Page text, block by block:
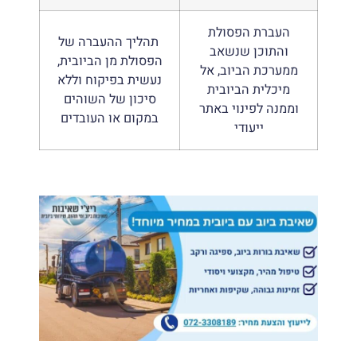
העברת הפסולת
והתוכן שנשאב
ממערכת הביוב, אל
מיכלית הביובית
וממנה לפינוי באתר
ייעודי
תהליך ההעברה של
הפסולת מן הביובית,
נעשית בפיקוח וללא
סיכון של השוהים
במקום או העובדים